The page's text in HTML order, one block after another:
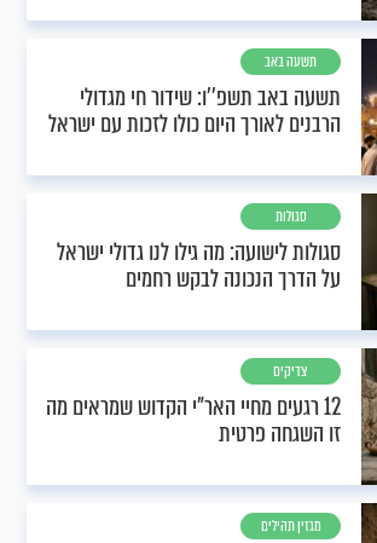
תשעה באב
תשעה באב תשפ''ו: שידור חי מגדולי
הרבנים לאורך היום כולו לזכות עם ישראל
סגולות
סגולות לישועה: מה גילו לנו גדולי ישראל
על הדרך הנכונה לבקש רחמים
צדיקים
12 רגעים מחיי האר"י הקדוש שמראים מה
זו השגחה פרטית
מגזין תהילים